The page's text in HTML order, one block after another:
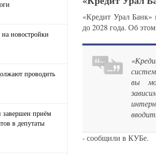
новостройки
проводить
завершен приём
в депутаты
«Кредит Урал Банк»
до 2028 года. Об
вы
- сообщили в КУБе.